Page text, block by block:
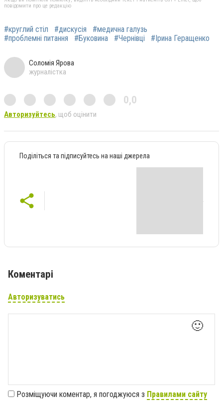
повідомити про це редакцію
#круглий стіл #дискусія
#медична галузь
#проблемні питання
#Буковина #Чернівці #Ірина Геращенко
Соломія Ярова
журналістка
0,0
Авторизуйтесь, щоб оцінити
Поділіться та підписуйтесь на наші джерела
Коментарі
Авторизуватись
🙂
Розміщуючи коментар, я погоджуюся з Правилами сайту